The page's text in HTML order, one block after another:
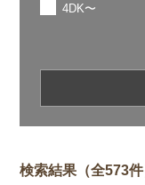
4DK〜
検索結果（全573